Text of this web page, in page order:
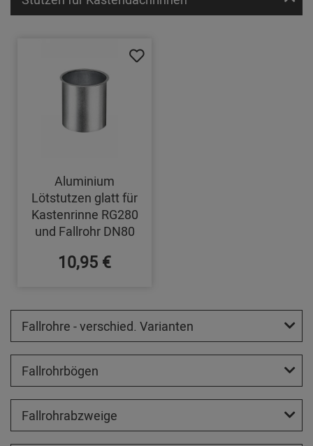
Aluminium
Lötstutzen glatt für
Kastenrinne RG280
und Fallrohr DN80
10,95 €
Fallrohre - verschied. Varianten
Fallrohrbögen
Fallrohrabzweige